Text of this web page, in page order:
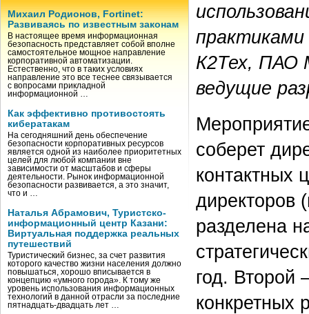
Михаил Родионов, Fortinet:
Развиваясь по известным законам
В настоящее время информационная
безопасность представляет собой вполне
самостоятельное мощное направление
корпоративной автоматизации.
Естественно, что в таких условиях
направление это все теснее связывается
с вопросами прикладной
информационной …
Как эффективно противостоять
кибератакам
На сегодняшний день обеспечение
безопасности корпоративных ресурсов
является одной из наиболее приоритетных
целей для любой компании вне
зависимости от масштабов и сферы
деятельности. Рынок информационной
безопасности развивается, а это значит,
что и …
Наталья Абрамович, Туристско-
информационный центр Казани:
Виртуальная поддержка реальных
путешествий
Туристический бизнес, за счет развития
которого качество жизни населения должно
повышаться, хорошо вписывается в
концепцию «умного города». К тому же
уровень использования информационных
технологий в данной отрасли за последние
пятнадцать-двадцать лет …
К2Тех, ПАО
ведущие
соберет
контактных
директоров
разделена
год. Второй